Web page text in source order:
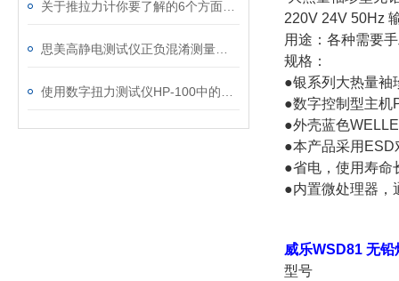
220V 24V 50Hz
用途：各种需要
规格：
●银系列大热量袖
●数字控制型主机
●外壳蓝色
●本产品采用ESD
●省电，使用寿命
●内置微处理器，
威乐WSD81 无铅
型号